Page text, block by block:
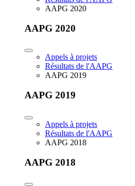
AAPG 2020
AAPG 2020
Appels à projets
Résultats de l'AAPG
AAPG 2019
AAPG 2019
Appels à projets
Résultats de l'AAPG
AAPG 2018
AAPG 2018